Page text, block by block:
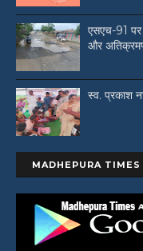
एसएच-91 पर
और
स्व. प्रकाश
MADHEPURA TIMES